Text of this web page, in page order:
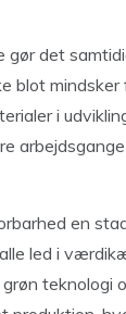
det
i
en
led i
teknologi